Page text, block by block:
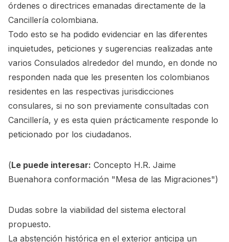
órdenes o directrices emanadas directamente de la
Cancillería colombiana.
Todo esto se ha podido evidenciar en las diferentes
inquietudes, peticiones y sugerencias realizadas ante
varios Consulados alrededor del mundo, en donde no
responden nada que les presenten los colombianos
residentes en las respectivas jurisdicciones
consulares, si no son previamente consultadas con
Cancillería, y es esta quien prácticamente responde lo
peticionado por los ciudadanos.
(Le puede interesar: Concepto H.R. Jaime
Buenahora conformación "Mesa de las Migraciones")
Dudas sobre la viabilidad del sistema electoral
propuesto.
La abstención histórica en el exterior anticipa un